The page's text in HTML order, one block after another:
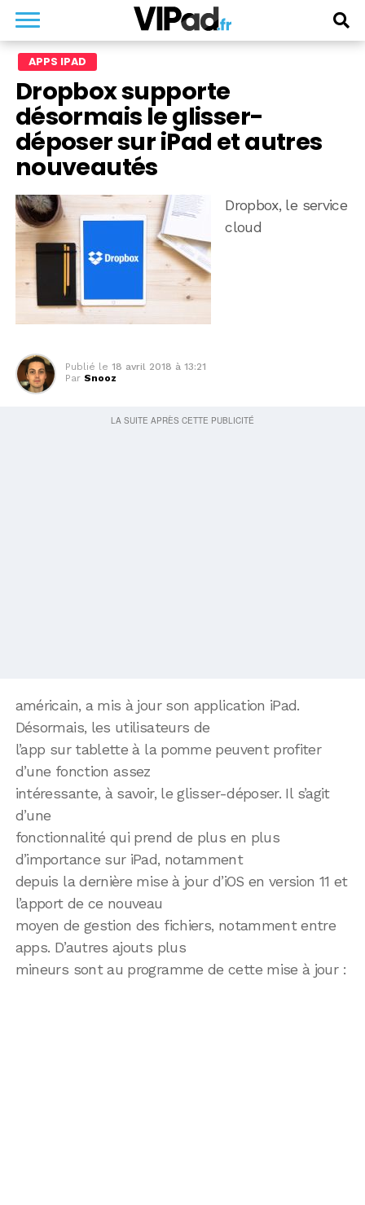
APPS IPAD
Dropbox supporte
désormais le glisser-
déposer sur iPad et autres
nouveautés
Dropbox, le service
cloud
Publié le 18 avril 2018 à 13:21
Par Snooz
américain, a mis à jour son application iPad.
Désormais, les utilisateurs de
l’app sur tablette à la pomme peuvent profiter
d’une fonction assez
intéressante, à savoir, le glisser-déposer. Il s’agit
d’une
fonctionnalité qui prend de plus en plus
d’importance sur iPad, notamment
depuis la dernière mise à jour d’iOS en version 11 et
l’apport de ce nouveau
moyen de gestion des fichiers, notamment entre
apps. D’autres ajouts plus
mineurs sont au programme de cette mise à jour :